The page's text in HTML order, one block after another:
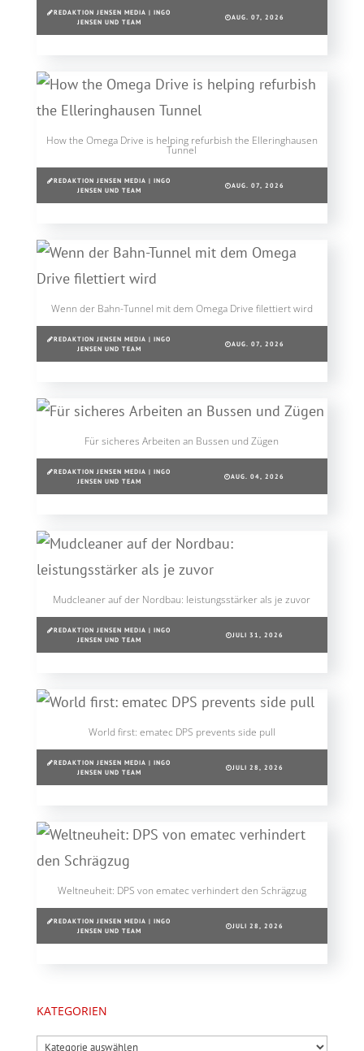
REDAKTION JENSEN MEDIA | INGO
JENSEN UND TEAM
AUG. 07, 2026
How the Omega Drive is helping refurbish the Elleringhausen
Tunnel
REDAKTION JENSEN MEDIA | INGO
JENSEN UND TEAM
AUG. 07, 2026
Wenn der Bahn-Tunnel mit dem Omega Drive filettiert wird
REDAKTION JENSEN MEDIA | INGO
JENSEN UND TEAM
AUG. 07, 2026
Für sicheres Arbeiten an Bussen und Zügen
REDAKTION JENSEN MEDIA | INGO
JENSEN UND TEAM
AUG. 04, 2026
Mudcleaner auf der Nordbau: leistungsstärker als je zuvor
REDAKTION JENSEN MEDIA | INGO
JENSEN UND TEAM
JULI 31, 2026
World first: ematec DPS prevents side pull
REDAKTION JENSEN MEDIA | INGO
JENSEN UND TEAM
JULI 28, 2026
Weltneuheit: DPS von ematec verhindert den Schrägzug
REDAKTION JENSEN MEDIA | INGO
JENSEN UND TEAM
JULI 28, 2026
KATEGORIEN
Kategorien